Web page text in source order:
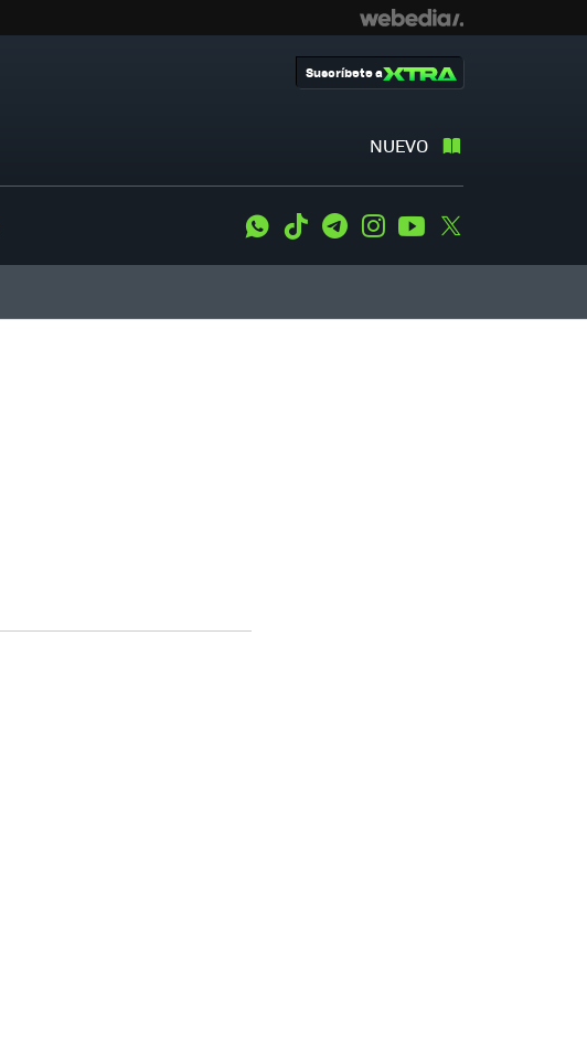
NUEVO
Suscríbete a
WhatsApp
Tiktok TelegramInstagramYoutube